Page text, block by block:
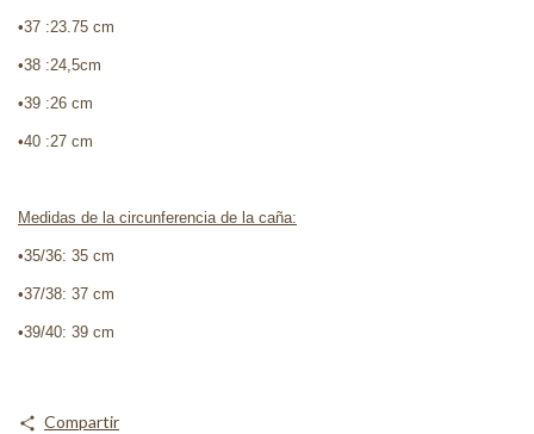
•37 :23.75 cm
•38 :24,5cm
•39 :26 cm
•40 :27 cm
Medidas de la circunferencia de la caña:
•35/36: 35 cm
•37/38: 37 cm
•39/40: 39 cm
Compartir